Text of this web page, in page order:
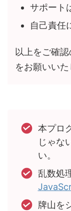
サポート
自己責任
以上をご確
をお願いいた
本プロ
じゃな
い。
乱数処
牌山を